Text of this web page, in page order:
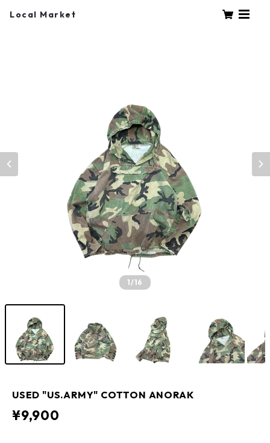
Local Market
1/16
USED "US.ARMY" COTTON ANORAK
¥9,900